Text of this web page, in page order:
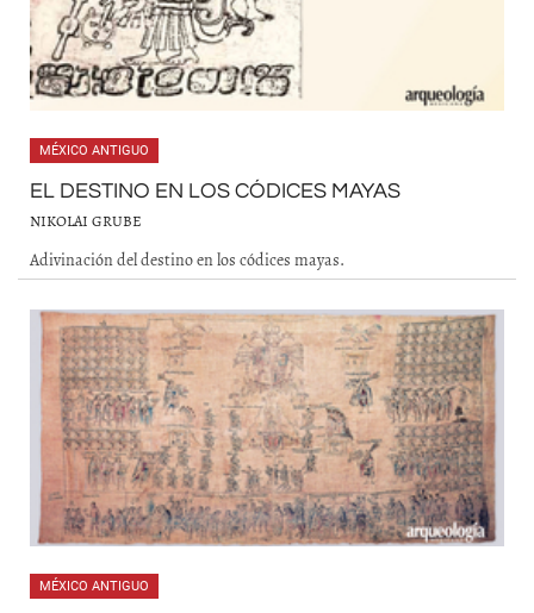
MÉXICO ANTIGUO
EL DESTINO EN LOS CÓDICES MAYAS
NIKOLAI GRUBE
Adivinación del destino en los códices mayas.
MÉXICO ANTIGUO